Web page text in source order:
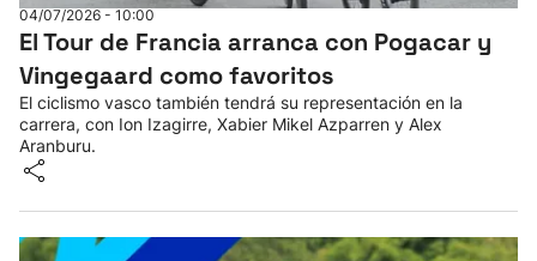
04/07/2026 - 10:00
El Tour de Francia arranca con Pogacar y
Vingegaard como favoritos
El ciclismo vasco también tendrá su representación en la
carrera, con Ion Izagirre, Xabier Mikel Azparren y Alex
Aranburu.